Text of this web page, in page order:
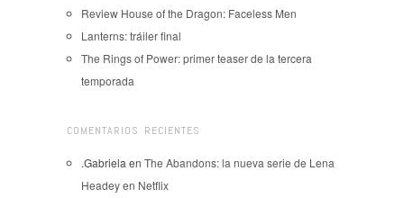
Review House of the Dragon: Faceless Men
Lanterns: tráiler final
The Rings of Power: primer teaser de la tercera
temporada
COMENTARIOS RECIENTES
.Gabriela en The Abandons: la nueva serie de Lena
Headey en Netflix